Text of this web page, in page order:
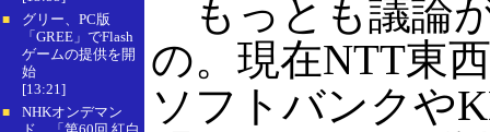
■
グリー、PC版
「GREE」でFlash
ゲームの提供を開
始
[13:21]
■
NHKオンデマン
もっとも議論
の。現在NTT東
ソフトバンクや